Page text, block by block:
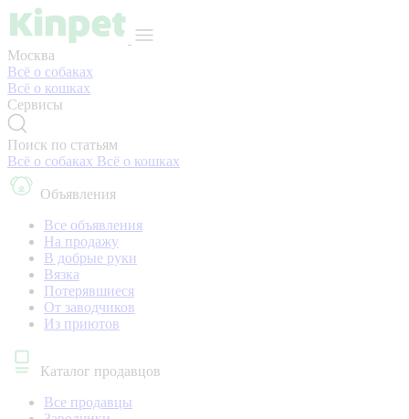
Москва
Всё о собаках
Всё о кошках
Сервисы
Поиск по статьям
Всё о собаках Всё о кошках
Объявления
Все объявления
На продажу
В добрые руки
Вязка
Потерявшиеся
От заводчиков
Из приютов
Каталог продавцов
Все продавцы